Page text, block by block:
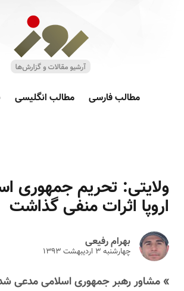
مطالب فارسی مطالب انگلیسی
ولایتی: تحریم جمهوری
اروپا اثرات منفی گذاشت
بهرام رفیعی
چهارشنبه ۳ ارديبهشت ۱۳۹۳
» مشاور رهبر جمهوری اسلامی مدعی